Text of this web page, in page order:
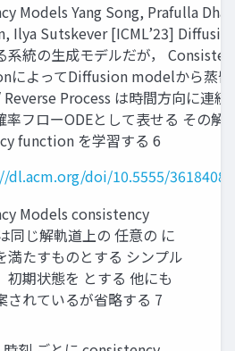
Models Yang Song, Prafulla
Ilya Sutskever [ICML’23]
系統の生成モデルだが，
によってDiffusion modelから蒸留
Process は時間方向に連続
率フローODEとして表せる その解
function を学習する 6
dl.acm.org/doi/10.5555/
Models consistency
同じ解軌道上の 任意の に
満たすものとする シンプル
初期状態を とする 他にも
されているが省略する 7